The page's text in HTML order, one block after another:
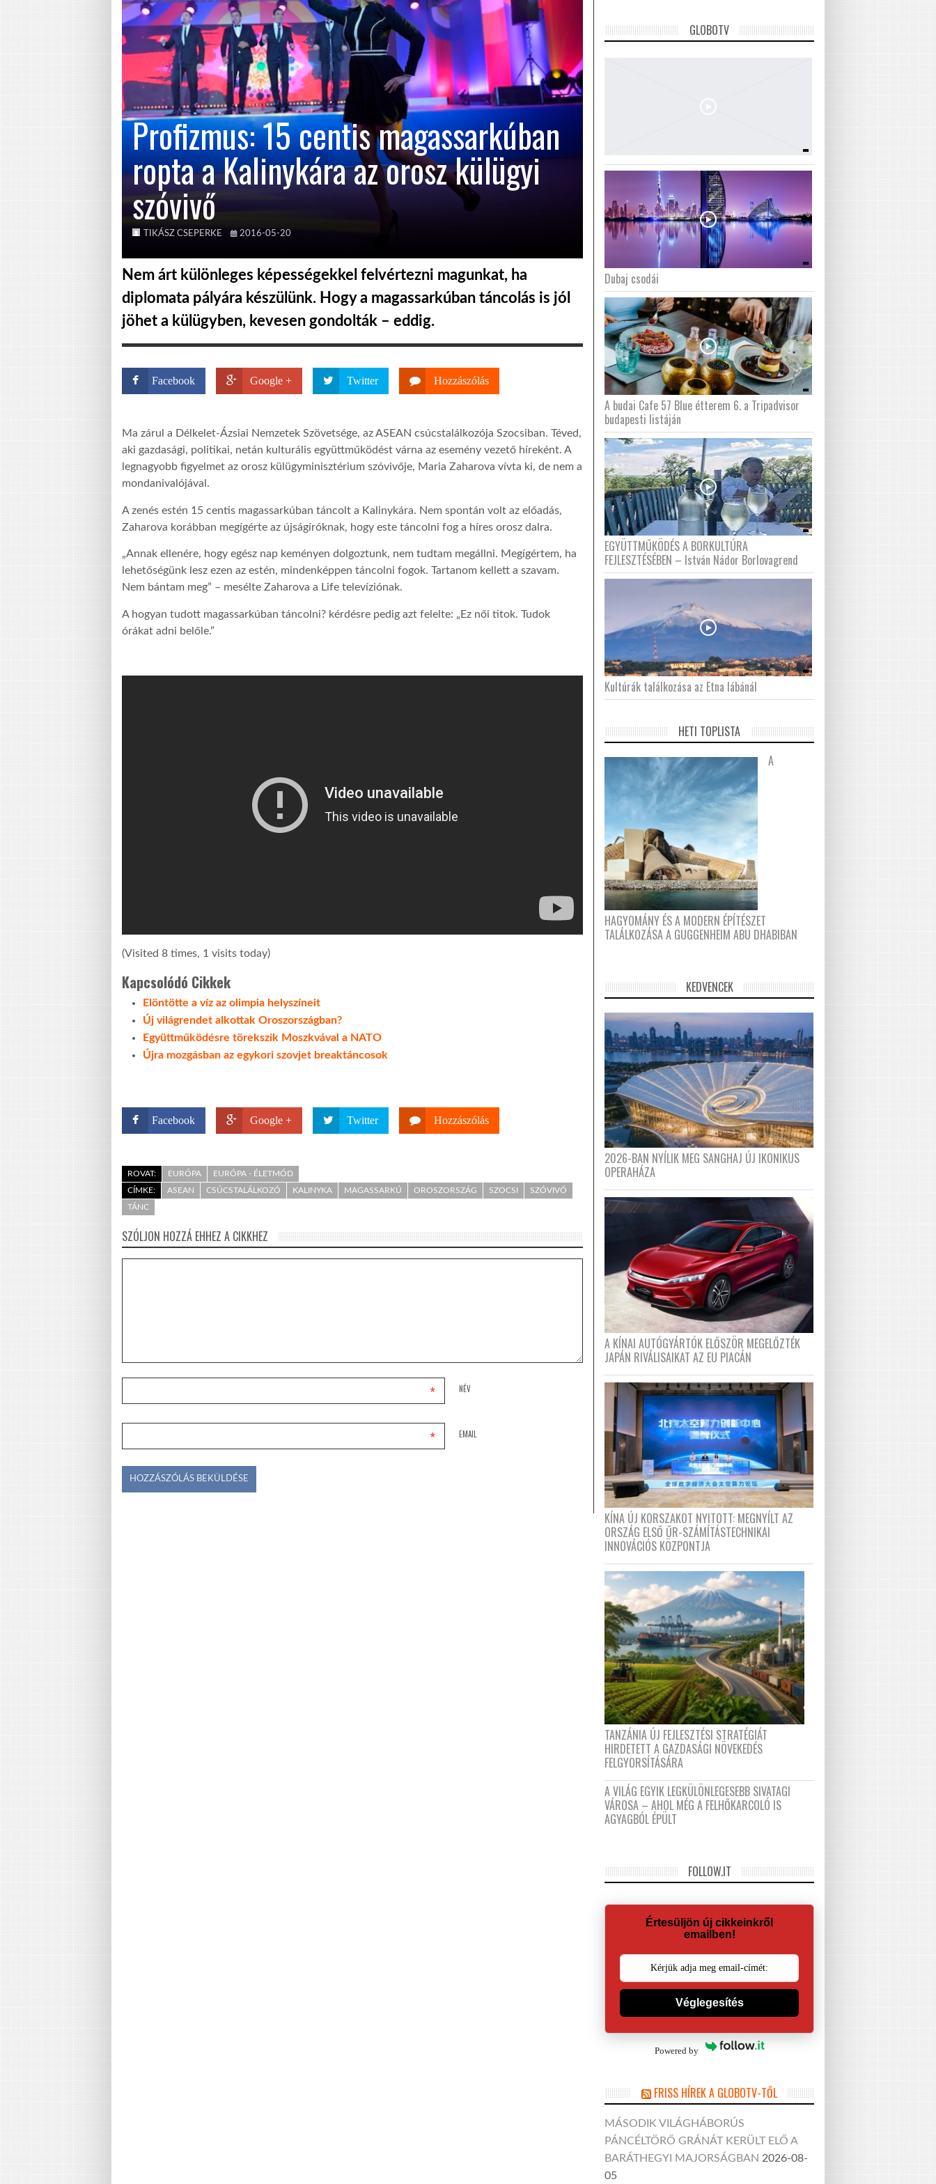
Profizmus: 15 centis magassarkúban
ropta a Kalinykára az orosz külügyi
szóvivő
TIKÁSZ CSEPERKE 2016-05-20
Nem árt különleges képességekkel felvértezni magunkat, ha
diplomata pályára készülünk. Hogy a magassarkúban táncolás is jól
jöhet a külügyben, kevesen gondolták – eddig.
Facebook Google + Twitter Hozzászólás
Ma zárul a Délkelet-Ázsiai Nemzetek Szövetsége, az ASEAN csúcstalálkozója Szocsiban. Téved,
aki gazdasági, politikai, netán kulturális együttműködést várna az esemény vezető híreként. A
legnagyobb figyelmet az orosz külügyminisztérium szóvivője, Maria Zaharova vívta ki, de nem a
mondanivalójával.
A zenés estén 15 centis magassarkúban táncolt a Kalinykára. Nem spontán volt az előadás,
Zaharova korábban megígérte az újságíróknak, hogy este táncolni fog a híres orosz dalra.
„Annak ellenére, hogy egész nap keményen dolgoztunk, nem tudtam megállni. Megígértem, ha
lehetőségünk lesz ezen az estén, mindenképpen táncolni fogok. Tartanom kellett a szavam.
Nem bántam meg” – mesélte Zaharova a Life televíziónak.
A hogyan tudott magassarkúban táncolni? kérdésre pedig azt felelte: „Ez női titok. Tudok
órákat adni belőle.”
(Visited 8 times, 1 visits today)
Kapcsolódó Cikkek
Elöntötte a víz az olimpia helyszíneit
Új világrendet alkottak Oroszországban?
Együttműködésre törekszik Moszkvával a NATO
Újra mozgásban az egykori szovjet breaktáncosok
Facebook Google + Twitter Hozzászólás
ROVAT: EURÓPA
EURÓPA - ÉLETMÓD
CÍMKE:
ASEAN CSÚCSTALÁLKOZÓ KALINYKA MAGASSARKÚ OROSZORSZÁG SZOCSI
SZÓVIVŐ
TÁNC
SZÓLJON HOZZÁ EHHEZ A CIKKHEZ
NÉV
*
EMAIL
*
GLOBOTV
Dubaj csodái
A budai Cafe 57 Blue étterem 6. a Tripadvisor
budapesti listáján
EGYÜTTMŰKÖDÉS A BORKULTÚRA
FEJLESZTÉSÉBEN – István Nádor Borlovagrend
Kultúrák találkozása az Etna lábánál
HETI TOPLISTA
A
HAGYOMÁNY ÉS A MODERN ÉPÍTÉSZET
TALÁLKOZÁSA A GUGGENHEIM ABU DHABIBAN
KEDVENCEK
2026-BAN NYÍLIK MEG SANGHAJ ÚJ IKONIKUS
OPERAHÁZA
A KÍNAI AUTÓGYÁRTÓK ELŐSZÖR MEGELŐZTÉK
JAPÁN RIVÁLISAIKAT AZ EU PIACÁN
KÍNA ÚJ KORSZAKOT NYITOTT: MEGNYÍLT AZ
ORSZÁG ELSŐ ŰR-SZÁMÍTÁSTECHNIKAI
INNOVÁCIÓS KÖZPONTJA
TANZÁNIA ÚJ FEJLESZTÉSI STRATÉGIÁT
HIRDETETT A GAZDASÁGI NÖVEKEDÉS
FELGYORSÍTÁSÁRA
A VILÁG EGYIK LEGKÜLÖNLEGESEBB SIVATAGI
VÁROSA – AHOL MÉG A FELHŐKARCOLÓ IS
AGYAGBÓL ÉPÜLT
FOLLOW.IT
Értesüljön új cikkeinkről
emailben!
Véglegesítés
Powered by
FRISS HÍREK A GLOBOTV-TŐL
MÁSODIK VILÁGHÁBORÚS
PÁNCÉLTÖRŐ GRÁNÁT KERÜLT ELŐ A
BARÁTHEGYI MAJORSÁGBAN 2026-08-
05